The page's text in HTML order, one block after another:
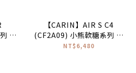
圓
配
【CARIN】AIR S C4
(CF2A09) 小熊軟糖系列 橢
圓框光學眼鏡♥
NT$6,480